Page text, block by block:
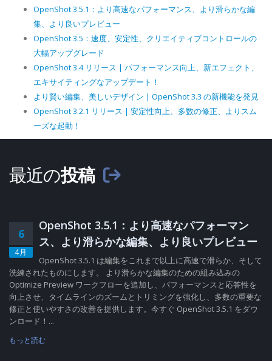
OpenShot 3.5.1：より高速なパフォーマンス、より滑らかな編
集、より良いプレビュー
OpenShot 3.5：速度、安定性、クリエイティブコントロールの
大幅アップグレード
OpenShot 3.4 リリース | パフォーマンス向上、新エフェクト、
エキサイティングなアップデート！
より賢い編集、美しいデザイン | OpenShot 3.3 の新機能を発見
OpenShot 3.2.1 リリース | 安定性向上、多数の修正、よりスム
ーズな起動！
最近の投稿
6
4月
OpenShot 3.5.1：より高速なパフォーマン
ス、より滑らかな編集、より良いプレビュー
OpenShot 3.5.1 は編集をこれまで以上に高速で滑らか、そして
洗練されたものにします。 より滑らかな編集のための組み込みの
Optimize Preview ワークフローを追加し、パフォーマンスと応答性を
向上させ、タイムラインのズームとトリミングを強化し、多数の重要な
修正と使いやすさの改善を提供します。今すぐ OpenShot 3.5.1 をダウ
ンロード！...
もっと読む